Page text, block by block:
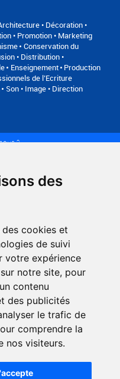
des
cookies et
de suivi
votre expérience
notre site, pour
contenu
des publicités
le trafic de
comprendre la
nos visiteurs.
• Décoration •
• Promotion • Marketing
Conservation du
• Distribution •
Enseignement Production
de l’Ecriture
Son • Image • Direction
?
visites et 230.000
aux métiers de la
de recherche